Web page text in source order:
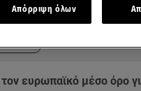
αναζήτησης
ευρωπαϊκό μέσο όρο
Απόρριψη όλων